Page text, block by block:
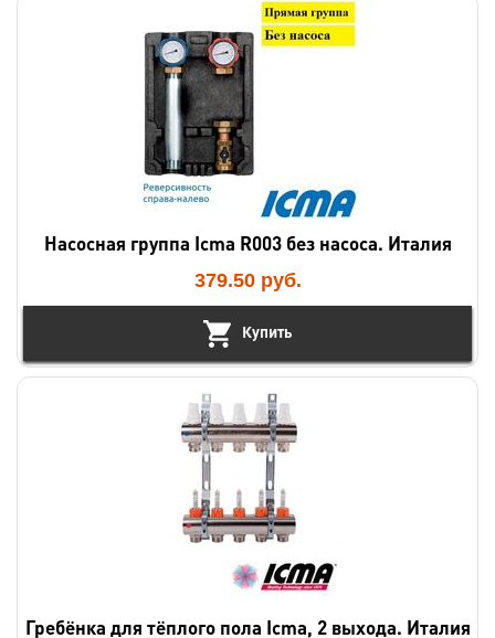
Насосная группа Icma R003 без насоса. Италия
379.50 руб.
Купить
Гребёнка для тёплого пола Icma, 2 выхода. Италия